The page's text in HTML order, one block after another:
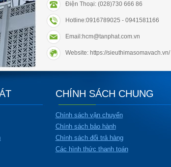
Điện Thoại: (028)730 666 86
Hotline:0916789025 - 0941581166
Email:hcm@tanphat.com.vn
Website: https://sieuthimasomavach.vn/
CHÍNH SÁCH CHUNG
Chính sách vận chuyển
Chính sách bảo hành
Chính sách đổi trả hàng
Các hình thức thanh toán